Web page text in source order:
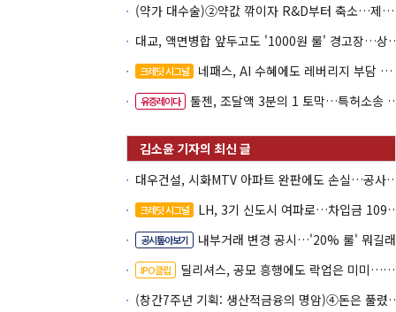
(약가 대수술)②약값 깎이자 R&D부터 축소…제약업계 비상경영 돌입
대교, 액면병합 앞두고
크레딧 시그널 네패스, AI 수혜에도 레버리지 부담 여전
유증레이다 툴젠, 조달액 3분의 1 토막…특허소송 비용부터 챙긴다
대우건설, 시화MTV 아파트 완
크레딧 시그널 LH, 3기 신도시 여파로…차입금 109조까지 확대
공시톺아보기 내부거래 변경 공시…'20% 룰' 뭐길래
IPO클립
딜리셔스, 공모 흥행에도 락업은 미미…441곳 중 확약 5곳
(창간7주년 기획: 생산적